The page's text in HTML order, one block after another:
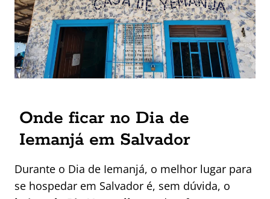
Onde ficar no Dia de
Iemanjá em Salvador
Durante o Dia de Iemanjá, o melhor lugar para
se hospedar em Salvador é, sem dúvida, o